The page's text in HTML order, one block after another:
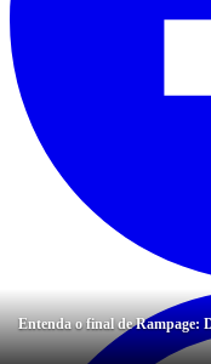
Entenda o final de Rampage: